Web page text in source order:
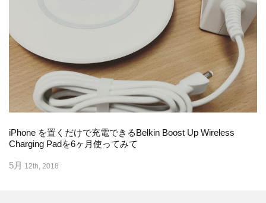
iPhone を置くだけで充電できるBelkin Boost Up Wireless
Charging Padを6ヶ月使ってみて
5月 12th, 2018